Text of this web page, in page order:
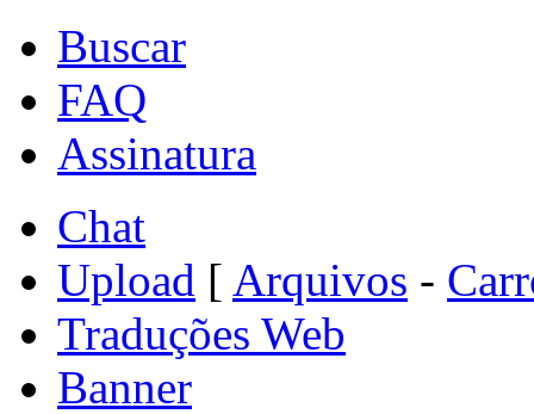
Buscar
FAQ
Assinatura
Chat
Upload [ Arquivos -
Traduções Web
Banner